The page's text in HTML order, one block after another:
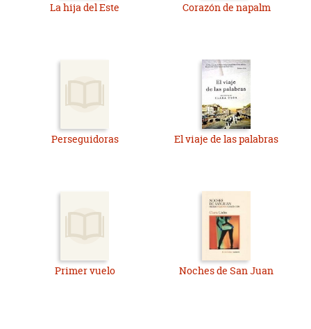
La hija del Este Corazón de napalm
Perseguidoras El viaje de las palabras
Primer vuelo Noches de San Juan